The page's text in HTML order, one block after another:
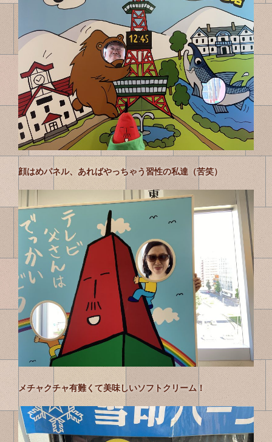
顔はめパネル、あればやっちゃう習性の私達（苦笑）
メチャクチャ有難くて美味しいソフトクリーム！